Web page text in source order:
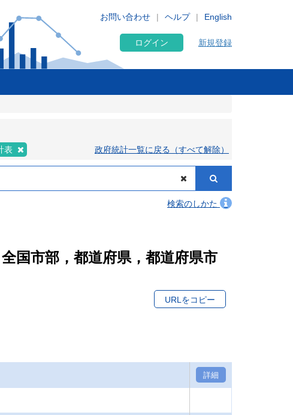
English
お問い合わせ ヘルプ
ログイン 新規登録
表 政府統計一覧に戻る（すべて解除）
検索のしかた
国市部，都道府県，都道府県市
URLをコピー
詳細